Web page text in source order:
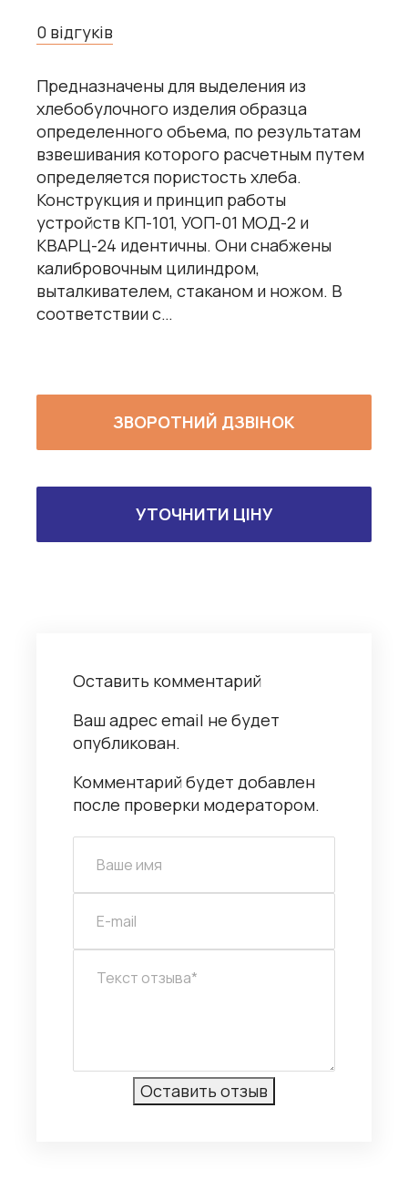
0 відгуків
Предназначены для выделения из
хлебобулочного изделия образца
определенного объема, по результатам
взвешивания которого расчетным путем
определяется пористость хлеба.
Конструкция и принцип работы
устройств КП-101, УОП-01 МОД-2 и
КВАРЦ-24 идентичны. Они снабжены
калибровочным цилиндром,
выталкивателем, стаканом и ножом. В
соответствии с…
ЗВОРОТНИЙ ДЗВІНОК
УТОЧНИТИ ЦІНУ
Оставить комментарий
Ваш адрес email не будет
опубликован.
Комментарий будет добавлен
после проверки модератором.